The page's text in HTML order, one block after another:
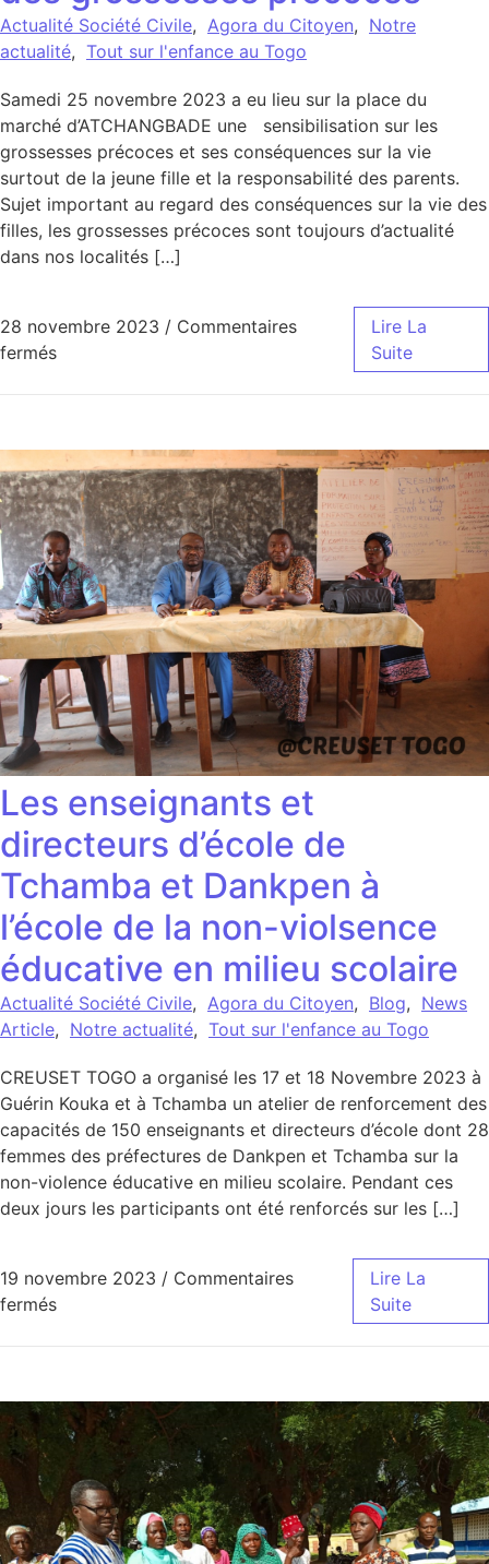
Actualité Société Civile, Agora du Citoyen, Notre
actualité, Tout sur l'enfance au Togo
Samedi 25 novembre 2023 a eu lieu sur la place du
marché d’ATCHANGBADE une sensibilisation sur les
grossesses précoces et ses conséquences sur la vie
surtout de la jeune fille et la responsabilité des parents.
Sujet important au regard des conséquences sur la vie des
filles, les grossesses précoces sont toujours d’actualité
dans nos localités […]
28 novembre 2023 / Commentaires
ferméssur CREUSET TOGO au marché d’Atchangbade
Lire La
Suite
Les enseignants et
directeurs d’école de
Tchamba et Dankpen à
l’école de la non-violsence
éducative en milieu scolaire
Actualité Société Civile, Agora du Citoyen, Blog, News
Article, Notre actualité, Tout sur l'enfance au Togo
CREUSET TOGO a organisé les 17 et 18 Novembre 2023 à
Guérin Kouka et à Tchamba un atelier de renforcement des
capacités de 150 enseignants et directeurs d’école dont 28
femmes des préfectures de Dankpen et Tchamba sur la
non-violence éducative en milieu scolaire. Pendant ces
deux jours les participants ont été renforcés sur les […]
19 novembre 2023 / Commentaires
ferméssur Les enseignants et directeurs d’école de
Lire La
Suite